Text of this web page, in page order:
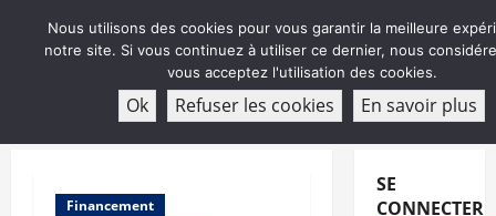
ABONNEMENT
Financement
SE
CONNECTER
Nous utilisons des cookies pour vous garantir la meilleure
notre site. Si vous continuez à utiliser ce dernier, nous
vous acceptez l'utilisation des cookies.
Ok Refuser les cookies En savoir plus